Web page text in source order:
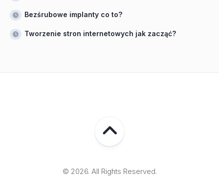
Bezśrubowe implanty co to?
Tworzenie stron internetowych jak zacząć?
© 2026. All Rights Reserved.